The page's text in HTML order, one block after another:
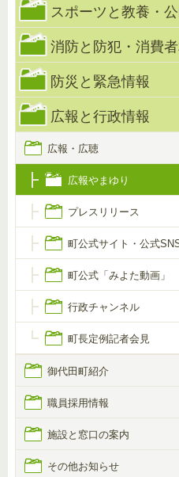
スポーツと教養・
消防と防犯・消費
防災と緊急情報
広報と行政情報
広報・広聴
広報やまゆり
プレスリリース
町公式サイト・公式
町公式「みよた動画」
行政チャンネル
町長定例記者会見
御代田町紹介
職員採用情報
施設と窓口の案内
その他お知らせ